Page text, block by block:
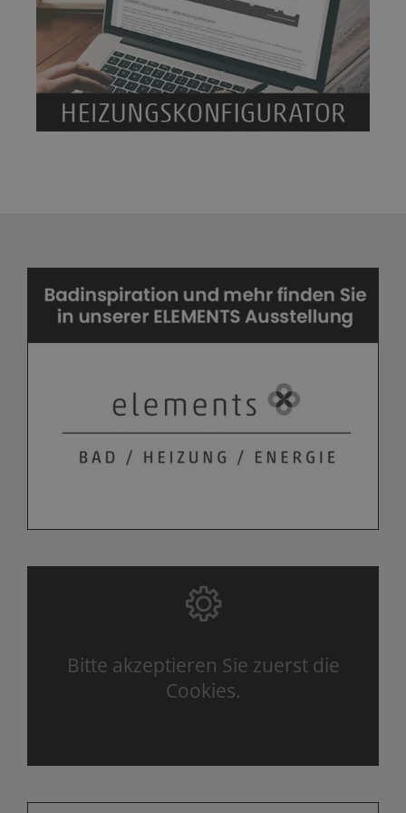
Bitte akzeptieren Sie zuerst die
Cookies.